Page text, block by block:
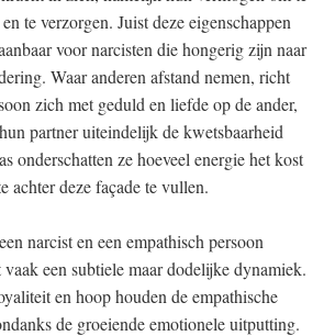
te verzorgen. Juist deze eigenschappen
voor narcisten die hongerig zijn naar
Waar anderen afstand nemen, richt
zich met geduld en liefde op de ander,
partner uiteindelijk de kwetsbaarheid
onderschatten ze hoeveel energie het kost
achter deze façade te vullen.
narcist en een empathisch persoon
een subtiele maar dodelijke dynamiek.
en hoop houden de empathische
de groeiende emotionele uitputting.